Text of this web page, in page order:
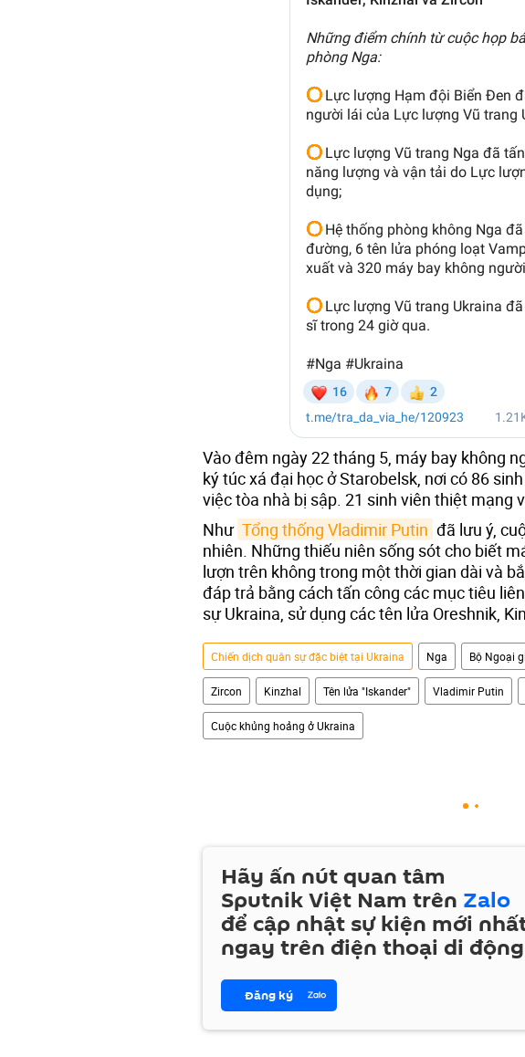
Vào đêm ngày 22 tháng 5, máy bay không
ký túc xá đại học ở Starobelsk, nơi có 86
việc tòa nhà bị sập. 21 sinh viên thiệt mạng
Như Tổng thống Vladimir Putin đã lưu ý,
nhiên. Những thiếu niên sống sót cho biết
lượn trên không trong một thời gian dài và
đáp trả bằng cách tấn công các mục tiêu
sự Ukraina, sử dụng các tên lửa Oreshnik,
Chiến dịch quân sự đặc biệt tại Ukraina Nga Bộ Ngoại
Zircon Kinzhal Tên lửa "Iskander" Vladimir Putin
Cuộc khủng hoảng ở Ukraina
Hãy ấn nút quan tâm
Sputnik Việt Nam trên Zalo
để cập nhật sự kiện mới
ngay trên điện thoại di động
Đăng ký